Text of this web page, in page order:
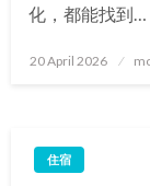
化，都能找到…
Posted
20 April 2026
住宿